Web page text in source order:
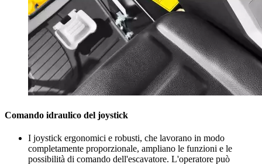
Comando idraulico del joystick
I joystick ergonomici e robusti, che lavorano in modo
completamente proporzionale, ampliano le funzioni e le
possibilità di comando dell'escavatore. L'operatore può